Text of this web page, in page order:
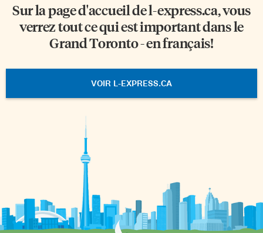
Sur la page d'accueil del-express.ca, vous
verrez tout ce qui est important dans le
Grand Toronto - en français!
VOIR L-EXPRESS.CA